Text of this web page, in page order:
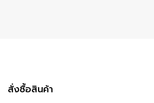
สั่งซื้อสินค้า